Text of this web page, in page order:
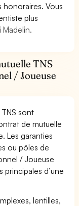
Vous
plus
Madelin.
TNS
/ Joueuse
sont
de mutuelle
Les garanties
ou pôles de
/ Joueuse
d’une
lentilles,